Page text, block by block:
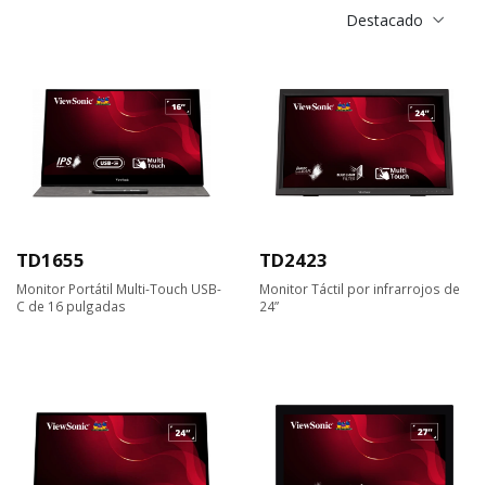
Destacado
TD1655
Monitor Portátil Multi-Touch USB-
C de 16 pulgadas
TD2423
Monitor Táctil por infrarrojos de
24”